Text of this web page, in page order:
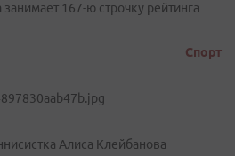
167-ю строчку рейтинга
Спорт
Алиса Клейбанова